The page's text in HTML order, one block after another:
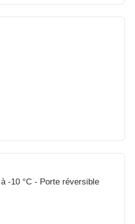
-10 °C - Porte réversible